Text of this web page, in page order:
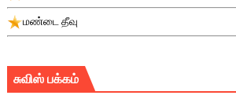
மண்டை தீவு
சுவிஸ் பக்கம்